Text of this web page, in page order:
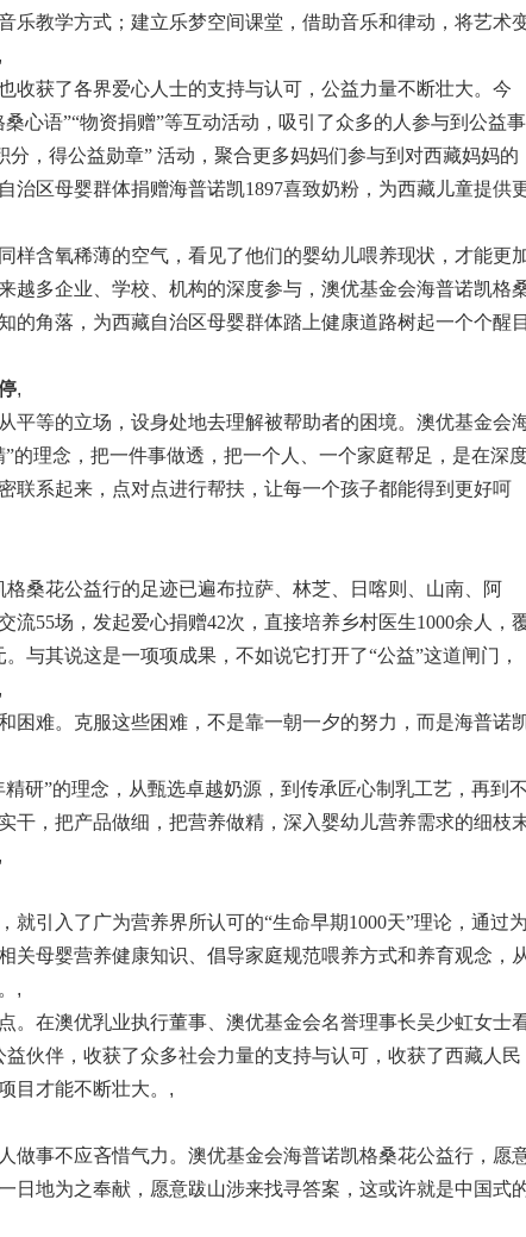
乐教学方式；建立乐梦空间课堂，借助音乐和律动，将艺术
,
获了各界爱心人士的支持与认可，公益力量不断壮大。今
心语”“物资捐赠”等互动活动，吸引了众多的人参与到公益事
，得公益勋章” 活动，聚合更多妈妈们参与到对西藏妈妈的
治区母婴群体捐赠海普诺凯1897喜致奶粉，为西藏儿童提供
含氧稀薄的空气，看见了他们的婴幼儿喂养现状，才能更
越多企业、学校、机构的深度参与，澳优基金会海普诺凯格
的角落，为西藏自治区母婴群体踏上健康道路树起一个个醒目
,
等的立场，设身处地去理解被帮助者的困境。澳优基金会
的理念，把一件事做透，把一个人、一个家庭帮足，是在深
联系起来，点对点进行帮扶，让每一个孩子都能得到更好呵
花公益行的足迹已遍布拉萨、林芝、日喀则、山南、阿
55场，发起爱心捐赠42次，直接培养乡村医生1000余人，
与其说这是一项项成果，不如说它打开了“公益”这道闸门，
,
难。克服这些困难，不是靠一朝一夕的努力，而是海普诺
”的理念，从甄选卓越奶源，到传承匠心制乳工艺，再到不
干，把产品做细，把营养做精，深入婴幼儿营养需求的细枝
,
引入了广为营养界所认可的“生命早期1000天”理论，通过为
关母婴营养健康知识、倡导家庭规范喂养方式和养育观念，
,
在澳优乳业执行董事、澳优基金会名誉理事长吴少虹女士
伙伴，收获了众多社会力量的支持与认可，收获了西藏人民
目才能不断壮大。 ,
事不应吝惜气力。澳优基金会海普诺凯格桑花公益行，愿
日地为之奉献，愿意跋山涉来找寻答案，这或许就是中国式